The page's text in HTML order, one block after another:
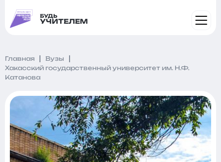
БУДЬ
УЧИТЕЛЕМ
Главная
Вузы
Хакасский государственный университет им. Н.Ф.
Катанова